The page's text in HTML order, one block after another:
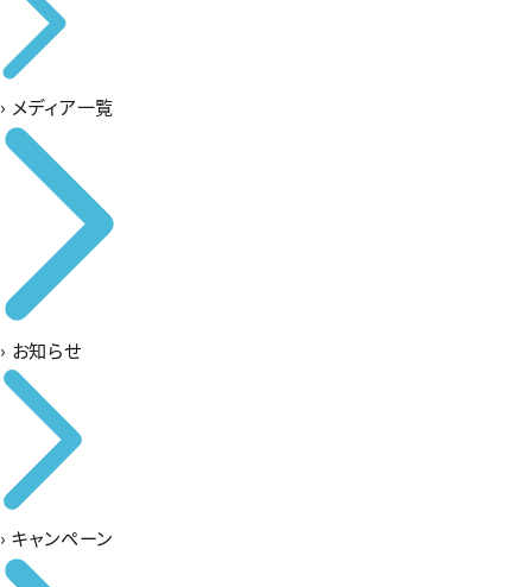
› メディア一覧
› お知らせ
› キャンペーン